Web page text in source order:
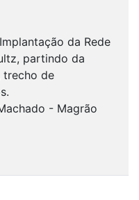
da Rede
partindo da
trecho de
- Magrão